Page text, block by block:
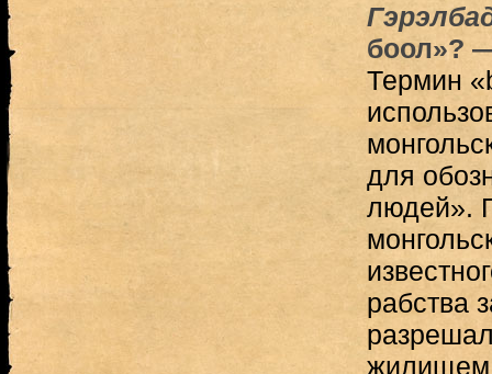
боол»?
Термин
для
людей».
рабства
жилищем